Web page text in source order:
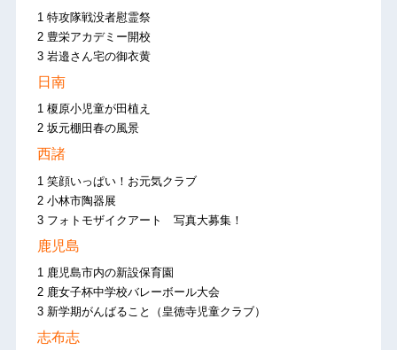
1 特攻隊戦没者慰霊祭
2 豊栄アカデミー開校
3 岩邉さん宅の御衣黄
日南
1 榎原小児童が田植え
2 坂元棚田春の風景
西諸
1 笑顔いっぱい！お元気クラブ
2 小林市陶器展
3 フォトモザイクアート 写真大募集！
鹿児島
1 鹿児島市内の新設保育園
2 鹿女子杯中学校バレーボール大会
3 新学期がんばること（皇徳寺児童クラブ）
志布志